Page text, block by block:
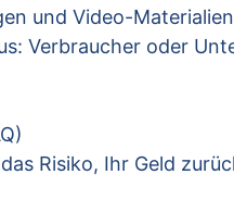
und Video-Materialien
Verbraucher oder
Risiko, Ihr Geld